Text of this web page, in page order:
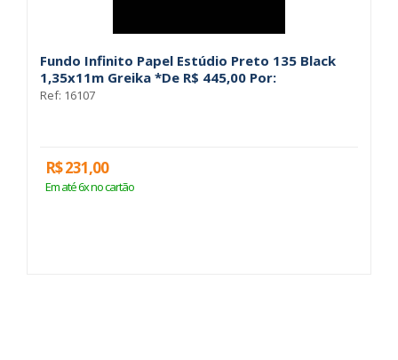
Fundo Infinito Papel Estúdio Preto 135 Black
1,35x11m Greika *De R$ 445,00 Por:
Ref: 16107
R$ 231,00
Em até 6x no cartão